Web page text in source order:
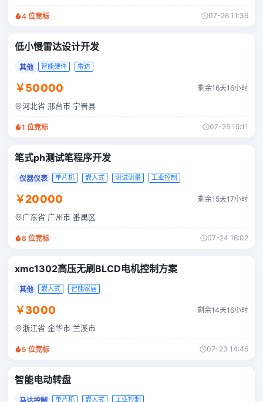
4 位竞标 07-26 11:36
低小慢雷达设计开发
其他 智能硬件 雷达
￥50000 剩余16天16小时
河北省 邢台市 宁晋县
1 位竞标 07-25 15:11
笔式ph测试笔程序开发
仪器仪表 单片机 嵌入式 测试测量 工业控制
￥20000 剩余15天17小时
广东省 广州市 番禺区
8 位竞标 07-24 16:02
xmc1302高压无刷BLCD电机控制方案
其他 嵌入式 智能家居
￥3000 剩余14天16小时
浙江省 金华市 兰溪市
5 位竞标 07-23 14:46
智能电动转盘
马达控制 单片机 嵌入式 工业控制